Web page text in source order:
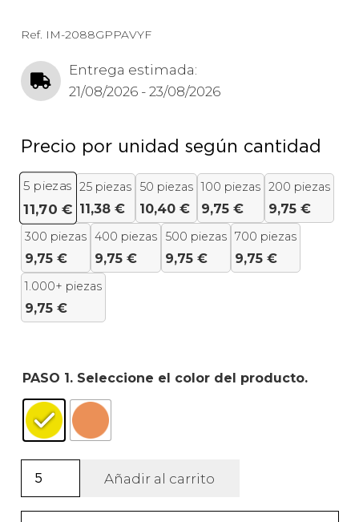
Ref. IM-2088GPPAVYF
Entrega estimada:
21/08/2026 - 23/08/2026
Precio por unidad según cantidad
5 piezas
11,70 €
25 piezas
11,38 €
50 piezas
10,40 €
100 piezas
9,75 €
200 piezas
9,75 €
300 piezas
9,75 €
400 piezas
9,75 €
500 piezas
9,75 €
700 piezas
9,75 €
1.000+ piezas
9,75 €
PASO 1. Seleccione el color del producto.
Gorra
poliester
Añadir al carrito